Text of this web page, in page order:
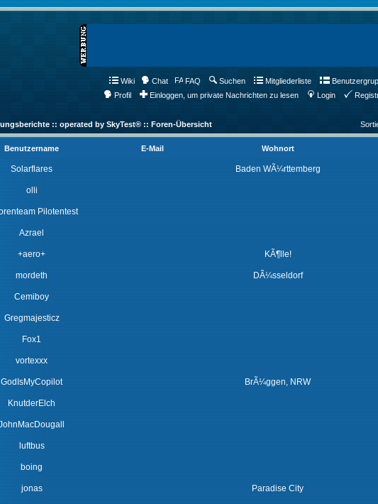
Wiki Chat FAQ Suchen Mitgliederliste
Profil
Einloggen, um private Nachrichten zu lesen Login
:: operated by SkyTest® :: Foren-Übersicht
Benutzername E-Mail Wohnort
Solarflares Baden WÃ¼rttemberg
olli
Pilotentest
Azrael
+aero+ KÃ¶lle!
mordeth DÃ¼sseldorf
Cemiboy
Gregmajesticz
Fox1
vortexxx
GodIsMyCopilot BrÃ¼ggen, NRW
KnutderElch
luftbus
boing
jonas Paradise City